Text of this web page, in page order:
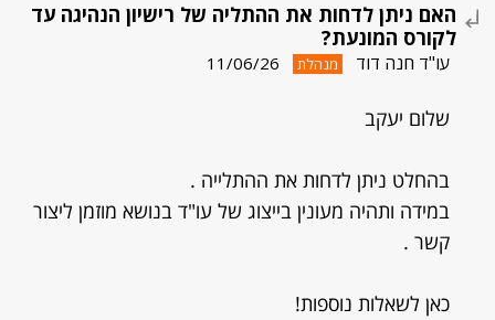
האם ניתן לדחות את ההתליה של רישיון הנהיגה עד
לקורס המונעת?
עו"ד חנה דוד מנהלת 11/06/26
שלום יעקב
בהחלט ניתן לדחות את ההתלייה .
במידה ותהיה מעונין בייצוג של עו"ד בנושא מוזמן ליצור
קשר .
כאן לשאלות נוספות!